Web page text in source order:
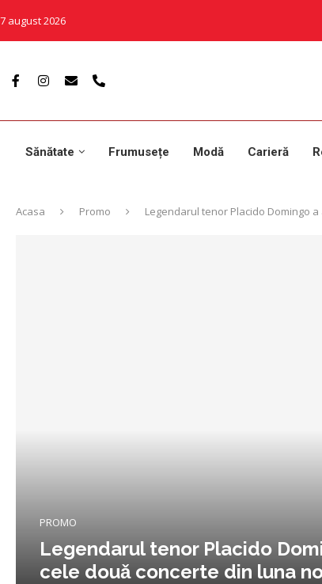
7 august 2026
Sănătate Frumusețe Modă Carieră
Acasa Promo Legendarul tenor Placido Domingo
PROMO
Legendarul tenor Placido
cele douǎ concerte din luna